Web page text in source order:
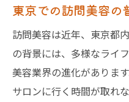
東京での訪問美容の
訪問美容は近年、東京都
の背景には、多様なライ
美容業界の進化がありま
サロンに行く時間が取れ